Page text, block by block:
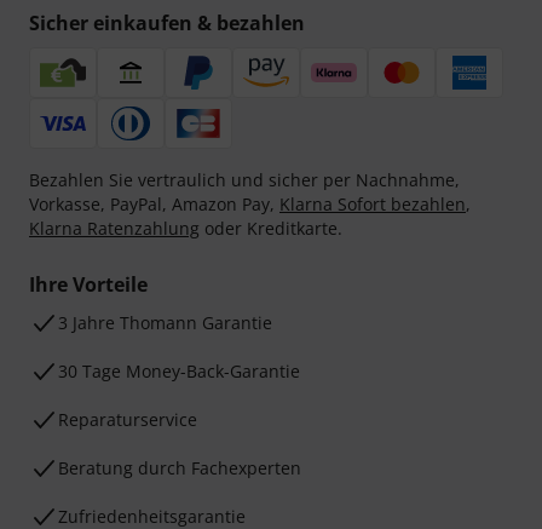
Sicher einkaufen & bezahlen
Bezahlen Sie vertraulich und sicher per Nachnahme,
Vorkasse, PayPal, Amazon Pay, Klarna Sofort bezahlen,
Klarna Ratenzahlung oder Kreditkarte.
Ihre Vorteile
3 Jahre Thomann Garantie
30 Tage Money-Back-Garantie
Reparaturservice
Beratung durch Fachexperten
Zufriedenheitsgarantie